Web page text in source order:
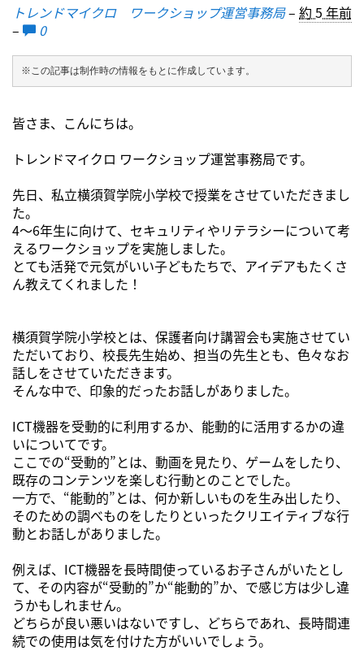
トレンドマイクロ ワークショップ運営事務局– 約 5 年前
–
0
※この記事は制作時の情報をもとに作成しています。
皆さま、こんにちは。
トレンドマイクロ ワークショップ運営事務局です。
先日、私立横須賀学院小学校で授業をさせていただきまし
た。
4～6年生に向けて、セキュリティやリテラシーについて考
えるワークショップを実施しました。
とても活発で元気がいい子どもたちで、アイデアもたくさ
ん教えてくれました！
横須賀学院小学校とは、保護者向け講習会も実施させてい
ただいており、校長先生始め、担当の先生とも、色々なお
話しをさせていただきます。
そんな中で、印象的だったお話しがありました。
ICT機器を受動的に利用するか、能動的に活用するかの違
いについてです。
ここでの“受動的”とは、動画を見たり、ゲームをしたり、
既存のコンテンツを楽しむ行動とのことでした。
一方で、“能動的”とは、何か新しいものを生み出したり、
そのための調べものをしたりといったクリエイティブな行
動とお話しがありました。
例えば、ICT機器を長時間使っているお子さんがいたとし
て、その内容が“受動的”か“能動的”か、で感じ方は少し違
うかもしれません。
どちらが良い悪いはないですし、どちらであれ、長時間連
続での使用は気を付けた方がいいでしょう。